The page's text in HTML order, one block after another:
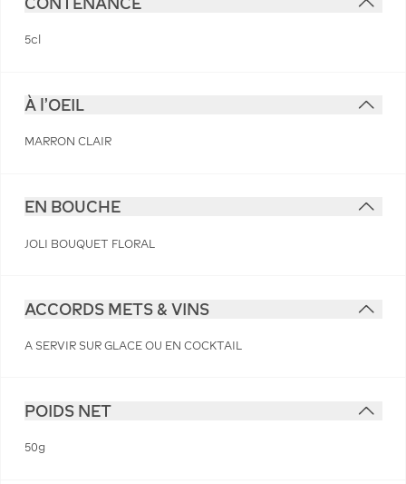
5cl
À l'OEIL
MARRON CLAIR
EN BOUCHE
JOLI BOUQUET FLORAL
ACCORDS METS & VINS
A SERVIR SUR GLACE OU EN COCKTAIL
POIDS NET
50g